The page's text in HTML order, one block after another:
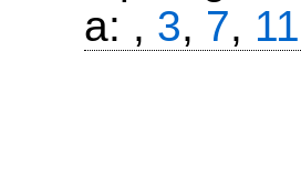
a: , 3, 7, 11